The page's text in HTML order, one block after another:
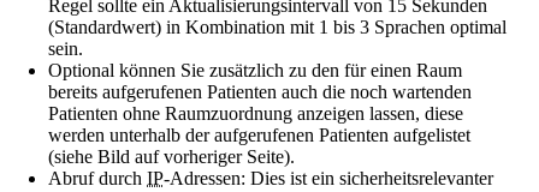
Regel sollte ein Aktualisierungsintervall von 15 Sekunden
(Standardwert) in Kombination mit 1 bis 3 Sprachen optimal
sein.
Optional können Sie zusätzlich zu den für einen Raum
bereits aufgerufenen Patienten auch die noch wartenden
Patienten ohne Raumzuordnung anzeigen lassen, diese
werden unterhalb der aufgerufenen Patienten aufgelistet
(siehe Bild auf vorheriger Seite).
Abruf durch IP-Adressen: Dies ist ein sicherheitsrelevanter